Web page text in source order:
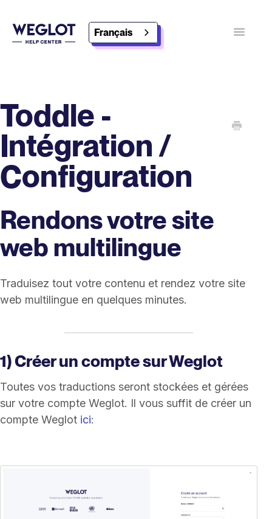
Français Basculer
Toddle -
Intégration /
Configuration
Rendons votre site
web multilingue
Traduisez tout votre contenu et rendez votre site
web multilingue en quelques minutes.
1) Créer un compte sur Weglot
Toutes vos traductions seront stockées et gérées
sur votre compte Weglot. Il vous suffit de créer un
compte Weglot ici: